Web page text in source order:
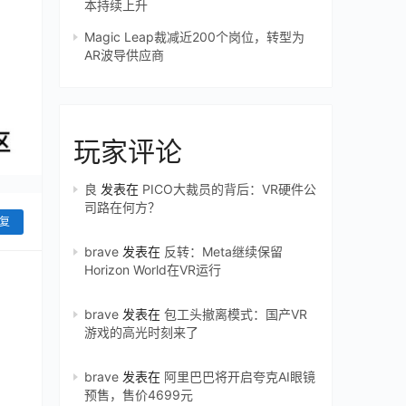
本持续上升
Magic Leap裁减近200个岗位，转型为
AR波导供应商
玩家评论
良 发表在 PICO大裁员的背后：VR硬件公
司路在何方？
brave 发表在 反转：Meta继续保留
Horizon World在VR运行
brave 发表在 包工头撤离模式：国产VR
游戏的高光时刻来了
brave 发表在 阿里巴巴将开启夸克AI眼镜
预售，售价4699元